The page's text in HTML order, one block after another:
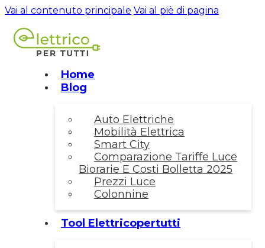
Vai al contenuto principale Vai al piè di pagina
Home
Blog
Auto Elettriche
Mobilità Elettrica
Smart City
Comparazione Tariffe Luce
Biorarie E Costi Bolletta 2025
Prezzi Luce
Colonnine
Tool Elettricopertutti